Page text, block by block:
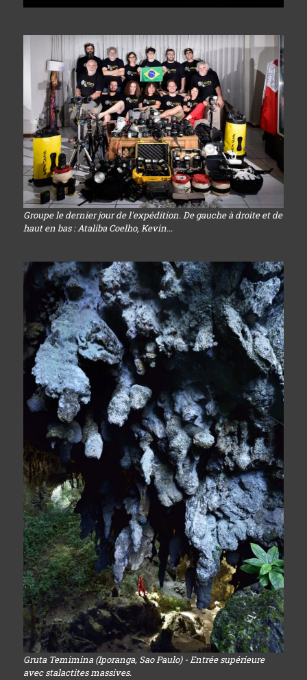
Groupe le dernier jour de l'expédition. De gauche à droite et de
haut en bas : Ataliba Coelho, Kevin...
Gruta Temimina (Iporanga, Sao Paulo) - Entrée supérieure
avec stalactites massives.